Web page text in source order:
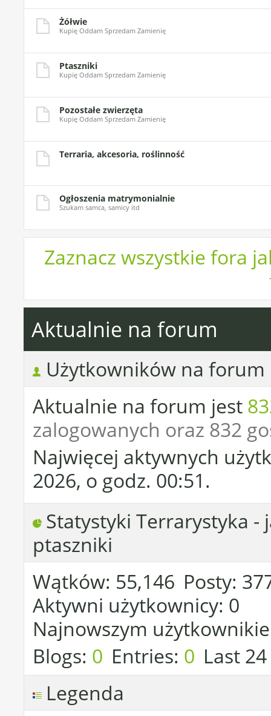
Żółwie
Kupię Oddam Sprzedam Zamienię
Ptaszniki
Kupię Oddam Sprzedam Zamienię
Pozostałe zwierzęta
Kupię Oddam Sprzedam Zamienię
Terraria, akcesoria, roślinność
Ogłoszenia matrymonialnie
Szukam samca, samicy itd
Zaznacz wszystkie fora
Aktualnie na forum
Użytkowników na forum
Aktualnie na forum jest
zalogowanych oraz 832
Najwięcej aktywnych
2026, o godz. 00:51.
Statystyki Terrarystyka -
ptaszniki
Wątków 55,146 Posty
Aktywni użytkownicy 0
Najnowszym
Blogs 0 Entries 0 Last
Legenda